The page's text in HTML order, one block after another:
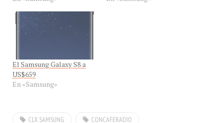
El Samsung Galaxy S8 a
US$659
En «Samsung»
CLX SAMSUNG
CONCAFERADIO